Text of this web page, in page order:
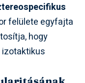
felülete egyfajta
hogy
izotaktikus